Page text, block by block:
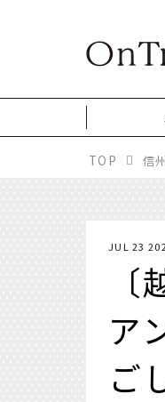
TOP 信
JUL 23
ア
ご